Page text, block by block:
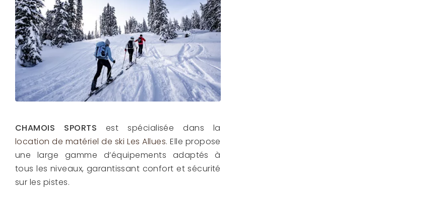
CHAMOIS SPORTS est spécialisée dans la
location de matériel de ski Les Allues. Elle propose
une large gamme d’équipements adaptés à
tous les niveaux, garantissant confort et sécurité
sur les pistes.